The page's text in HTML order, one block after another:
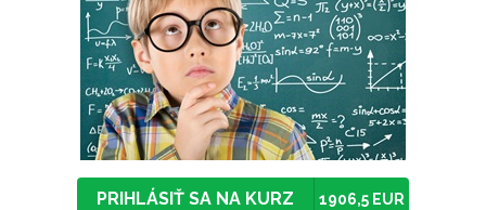
PRIHLÁSIŤ SA NA KURZ 1906,5 EUR